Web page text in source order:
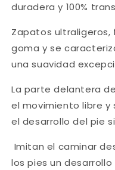
duradera y 100%
Zapatos ultraligeros,
goma y se
una suavidad
La parte delantera
el movimiento libre y
el desarrollo del pie
Imitan el caminar
los pies un